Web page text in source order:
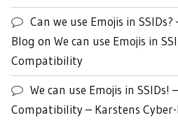
Can we use Emojis in
Blog on We can use Emojis in
Compatibility
We can use Emojis in SSIDs!
Compatibility – Karstens Cyber-